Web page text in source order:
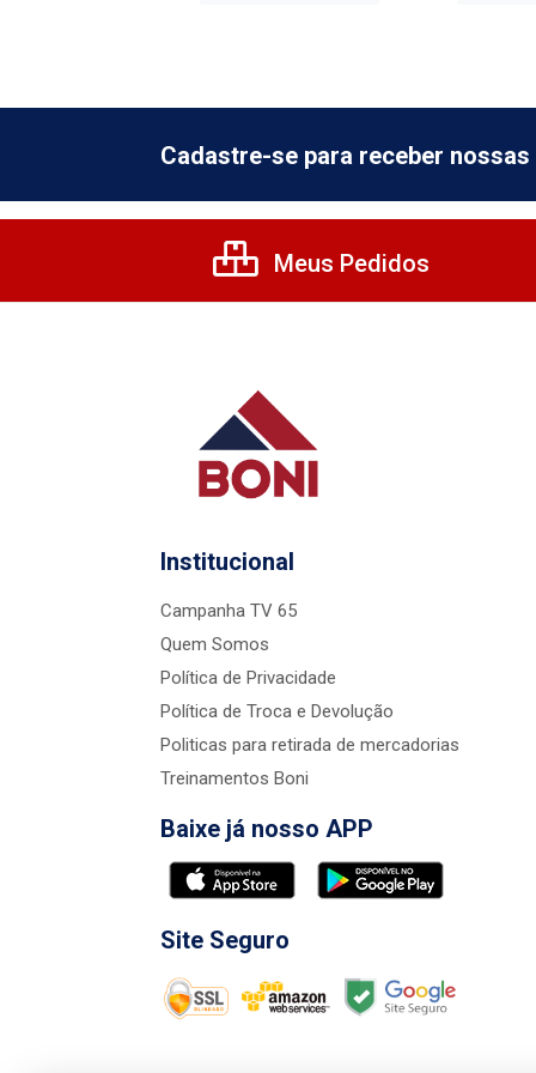
Cadastre-se para receber
Meus Pedidos
Institucional
Campanha TV 65
Quem Somos
Política de Privacidade
Política de Troca e Devolução
Politicas para retirada de mercadorias
Treinamentos Boni
Baixe já nosso APP
Site Seguro